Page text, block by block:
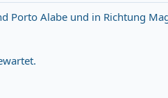
Porto Alabe und in Richtung